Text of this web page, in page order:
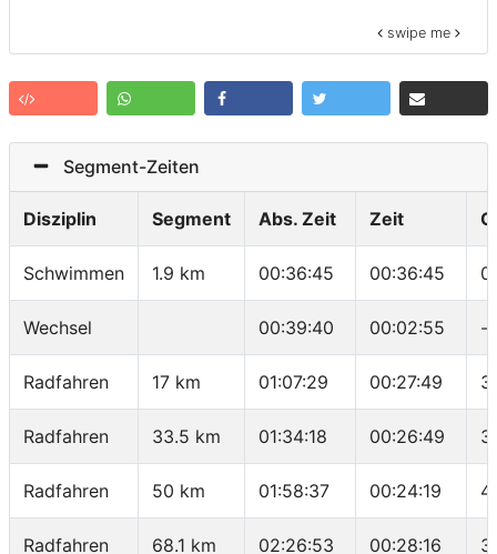
swipe me
Segment-Zeiten
Disziplin Segment Abs. Zeit Zeit
Schwimmen 1.9 km 00:36:45 00:36:45
Wechsel 00:39:40 00:02:55 -
Radfahren 17 km 01:07:29 00:27:49
Radfahren 33.5 km 01:34:18 00:26:49
Radfahren 50 km 01:58:37 00:24:19
Radfahren 68.1 km 02:26:53 00:28:16